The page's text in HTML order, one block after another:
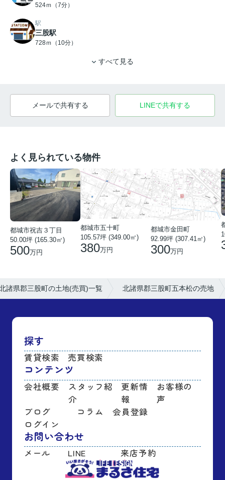
524ｍ（7分）
駅
三股駅
728ｍ（10分）
すべて見る
メールで共有する LINEで共有する
よく見られている物件
都城市祝吉３丁目
50.00坪 (165.30㎡)
500万円
都城市五十町
105.57坪 (349.00㎡)
380万円
都城市金田町
92.99坪 (307.41㎡)
300万円
諸県郡三股町の土地(売買)一覧 北諸県郡三股町五本松の売地
探す
賃貸検索 売買検索
コンテンツ
会社概要
スタッフ紹
介
更新情
報
お客様の
声
ブログ
コラム
会員登録
ログイン
お問い合わせ
メール LINE 来店予約